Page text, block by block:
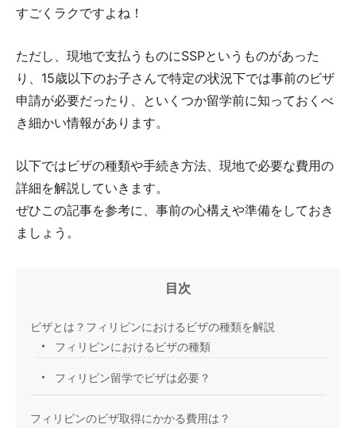
すごくラクですよね！
ただし、現地で支払うものにSSPというものがあった
り、15歳以下のお子さんで特定の状況下では事前のビザ
申請が必要だったり、といくつか留学前に知っておくべ
き細かい情報があります。
以下ではビザの種類や手続き方法、現地で必要な費用の
詳細を解説していきます。
ぜひこの記事を参考に、事前の心構えや準備をしておき
ましょう。
目次
ビザとは？フィリピンにおけるビザの種類を解説
フィリピンにおけるビザの種類
フィリピン留学でビザは必要？
フィリピンのビザ取得にかかる費用は？